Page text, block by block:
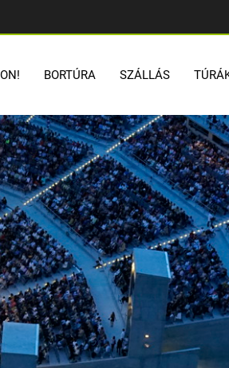
BORTÚRA SZÁLLÁS